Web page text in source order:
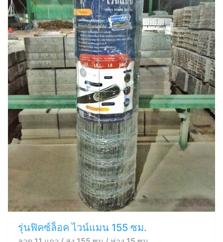
รุ่นฟิคซ์ล็อค ไวน์แมน 155 ซม.